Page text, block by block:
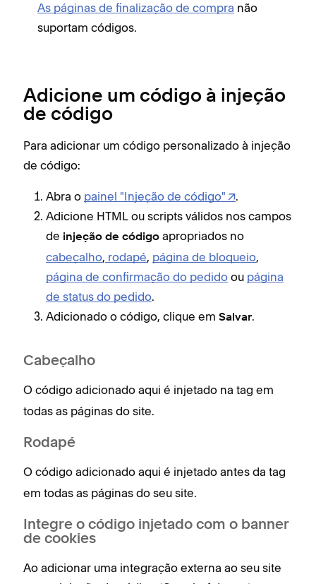
As páginas de finalização de compra não
suportam códigos.
Adicione um código à injeção
de código
Para adicionar um código personalizado à injeção
de código:
Abra o painel "Injeção de código"
.
Adicione HTML ou scripts válidos nos campos
de injeção de código apropriados no
cabeçalho, rodapé, página de bloqueio,
página de confirmação do pedido ou página
de status do pedido.
Adicionado o código, clique em Salvar.
Cabeçalho
O código adicionado aqui é injetado na tag em
todas as páginas do site.
Rodapé
O código adicionado aqui é injetado antes da tag
em todas as páginas do seu site.
Integre o código injetado com o banner
de cookies
Ao adicionar uma integração externa ao seu site